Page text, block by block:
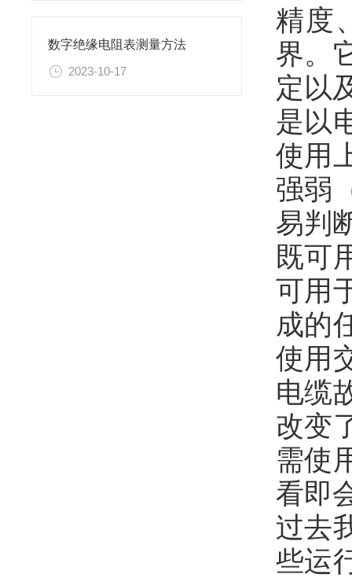
数字绝缘电阻表测量方法
2023-10-17
精度
界。
定以
是以
使用
强弱
易判
既可
可用
成的
使用
电缆
改变
需使
看即
过去
些运